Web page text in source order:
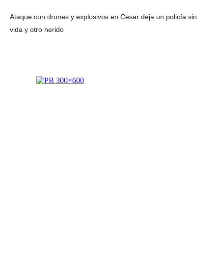
Ataque con drones y explosivos en Cesar deja un policía sin
vida y otro herido